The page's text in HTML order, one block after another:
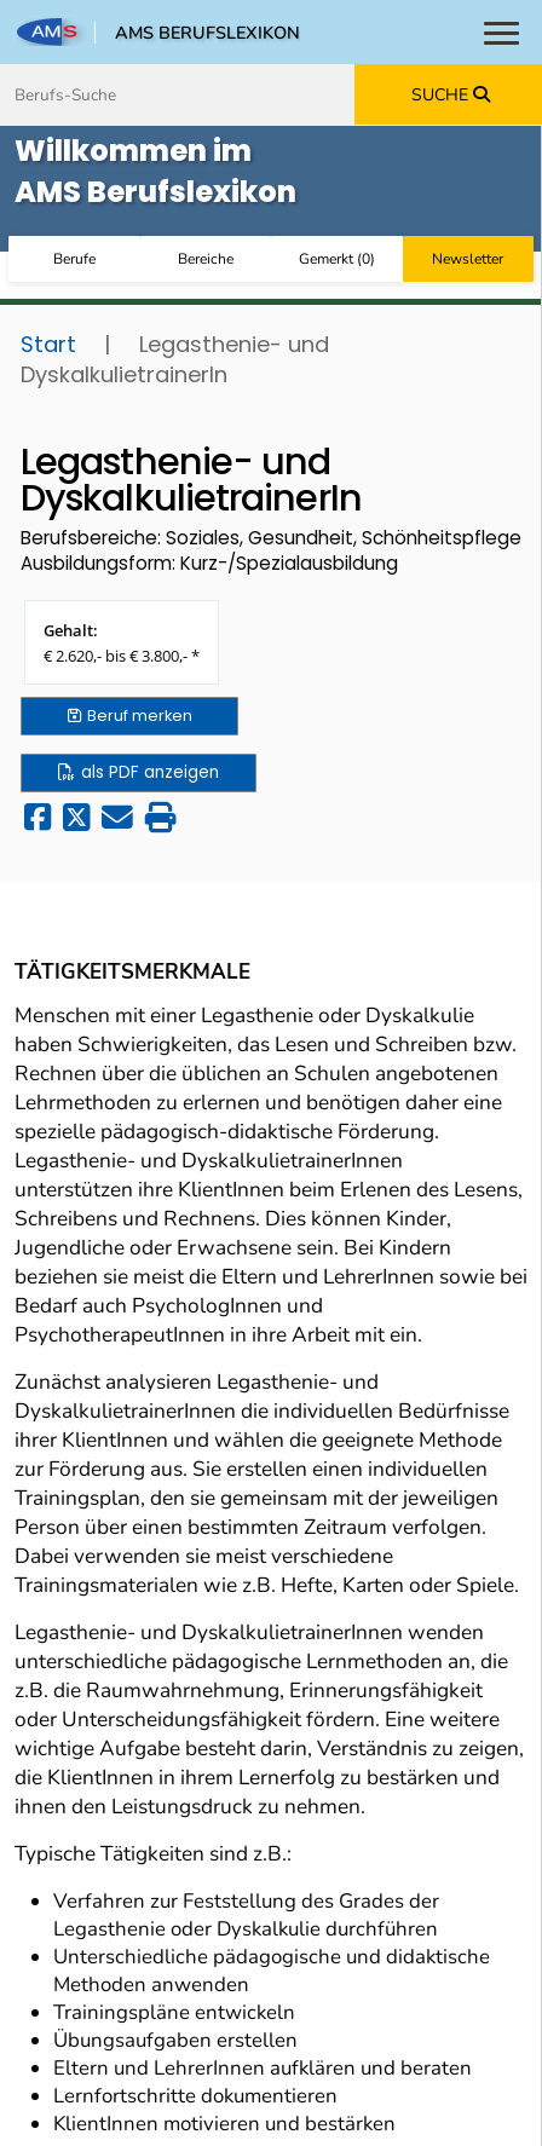
AMS BERUFSLEXIKON
SUCHE
Willkommen im
AMS Berufslexikon
Berufe Bereiche Gemerkt(0) Newsletter
Start |
Legasthenie- und
DyskalkulietrainerIn
Legasthenie- und
DyskalkulietrainerIn
Berufsbereiche: Soziales, Gesundheit, Schönheitspflege
Ausbildungsform: Kurz-/Spezialausbildung
Gehalt:
€ 2.620,- bis € 3.800,- *
Berufmerken
als PDF anzeigen
TÄTIGKEITSMERKMALE
Menschen mit einer Legasthenie oder Dyskalkulie
haben Schwierigkeiten, das Lesen und Schreiben bzw.
Rechnen über die üblichen an Schulen angebotenen
Lehrmethoden zu erlernen und benötigen daher eine
spezielle pädagogisch-didaktische Förderung.
Legasthenie- und DyskalkulietrainerInnen
unterstützen ihre KlientInnen beim Erlenen des Lesens,
Schreibens und Rechnens. Dies können Kinder,
Jugendliche oder Erwachsene sein. Bei Kindern
beziehen sie meist die Eltern und LehrerInnen sowie bei
Bedarf auch PsychologInnen und
PsychotherapeutInnen in ihre Arbeit mit ein.
Zunächst analysieren Legasthenie- und
DyskalkulietrainerInnen die individuellen Bedürfnisse
ihrer KlientInnen und wählen die geeignete Methode
zur Förderung aus. Sie erstellen einen individuellen
Trainingsplan, den sie gemeinsam mit der jeweiligen
Person über einen bestimmten Zeitraum verfolgen.
Dabei verwenden sie meist verschiedene
Trainingsmaterialen wie z.B. Hefte, Karten oder Spiele.
Legasthenie- und DyskalkulietrainerInnen wenden
unterschiedliche pädagogische Lernmethoden an, die
z.B. die Raumwahrnehmung, Erinnerungsfähigkeit
oder Unterscheidungsfähigkeit fördern. Eine weitere
wichtige Aufgabe besteht darin, Verständnis zu zeigen,
die KlientInnen in ihrem Lernerfolg zu bestärken und
ihnen den Leistungsdruck zu nehmen.
Typische Tätigkeiten sind z.B.:
Verfahren zur Feststellung des Grades der
Legasthenie oder Dyskalkulie durchführen
Unterschiedliche pädagogische und didaktische
Methoden anwenden
Trainingspläne entwickeln
Übungsaufgaben erstellen
Eltern und LehrerInnen aufklären und beraten
Lernfortschritte dokumentieren
KlientInnen motivieren und bestärken